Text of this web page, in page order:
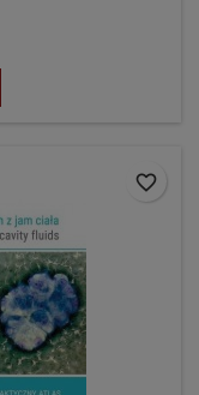
favorite_border